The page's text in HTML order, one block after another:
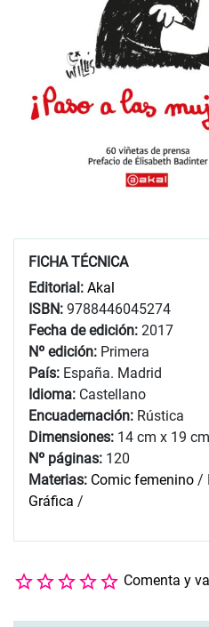
FICHA TÉCNICA
Editorial: Akal
ISBN: 9788446045274
Fecha de edición: 2017
Nº edición: Primera
País: España. Madrid
Idioma: Castellano
Encuadernación: Rústica
Dimensiones: 14 cm x 19 cm
Nº páginas: 120
Materias: Comic femenino /
Gráfica /
Comenta y